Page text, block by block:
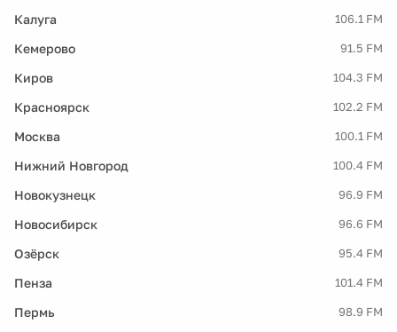
Калуга 106.1 FM
Кемерово 91.5 FM
Киров 104.3 FM
Красноярск 102.2 FM
Москва 100.1 FM
Нижний Новгород 100.4 FM
Новокузнецк 96.9 FM
Новосибирск 96.6 FM
Озёрск 95.4 FM
Пенза 101.4 FM
Пермь 98.9 FM